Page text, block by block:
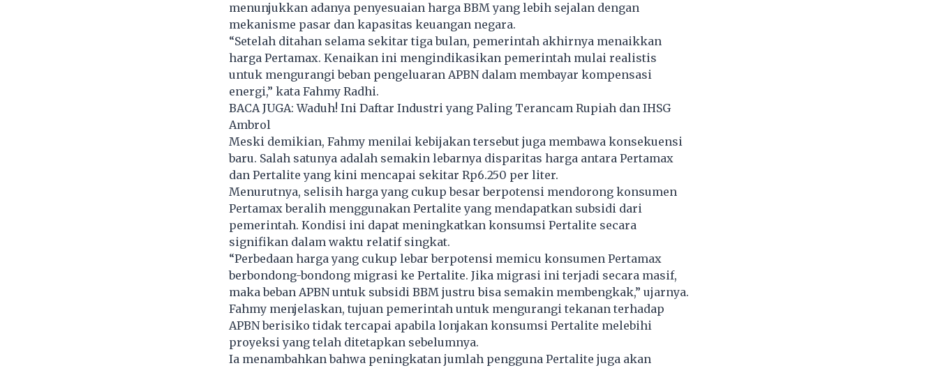
menunjukkan adanya penyesuaian harga BBM yang lebih sejalan dengan
mekanisme pasar dan kapasitas keuangan negara.
“Setelah ditahan selama sekitar tiga bulan, pemerintah akhirnya menaikkan
harga Pertamax. Kenaikan ini mengindikasikan pemerintah mulai realistis
untuk mengurangi beban pengeluaran APBN dalam membayar kompensasi
energi,” kata Fahmy Radhi.
BACA JUGA:Waduh! Ini Daftar Industri yang Paling Terancam Rupiah dan IHSG
Ambrol
Meski demikian, Fahmy menilai kebijakan tersebut juga membawa konsekuensi
baru. Salah satunya adalah semakin lebarnya disparitas harga antara Pertamax
dan Pertalite yang kini mencapai sekitar Rp6.250 per liter.
Menurutnya, selisih harga yang cukup besar berpotensi mendorong konsumen
Pertamax beralih menggunakan Pertalite yang mendapatkan subsidi dari
pemerintah. Kondisi ini dapat meningkatkan konsumsi Pertalite secara
signifikan dalam waktu relatif singkat.
“Perbedaan harga yang cukup lebar berpotensi memicu konsumen Pertamax
berbondong-bondong migrasi ke Pertalite. Jika migrasi ini terjadi secara masif,
maka beban APBN untuk subsidi BBM justru bisa semakin membengkak,” ujarnya.
Fahmy menjelaskan, tujuan pemerintah untuk mengurangi tekanan terhadap
APBN berisiko tidak tercapai apabila lonjakan konsumsi Pertalite melebihi
proyeksi yang telah ditetapkan sebelumnya.
Ia menambahkan bahwa peningkatan jumlah pengguna Pertalite juga akan